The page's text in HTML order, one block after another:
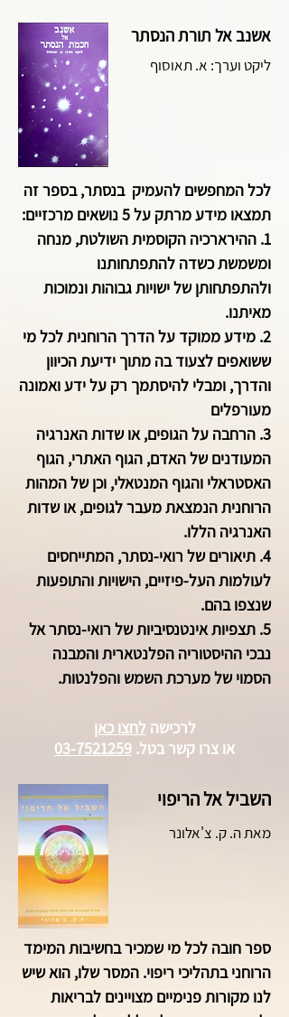
אשנב אל תורת הנסתר
ליקט וערך: א. תאוסוף
לכל המחפשים להעמיק בנסתר, בספר זה
תמצאו מידע מרתק על 5 נושאים מרכזיים:
1. ההירארכיה הקוסמית השולטת, מנחה
ומשמשת כשדה להתפתחותנו
ולהתפתחותן של ישויות גבוהות ונמוכות
מאיתנו.
2. מידע ממוקד על הדרך הרוחנית לכל מי
ששואפים לצעוד בה מתוך ידיעת הכיוון
והדרך, ומבלי להיסתמך רק על ידע ואמונה
מעורפלים
3. הרחבה על הגופים, או שדות האנרגיה
המעודנים של האדם, הגוף האתרי, הגוף
האסטראלי והגוף המנטאלי, וכן של המהות
הרוחנית הנמצאת מעבר לגופים, או שדות
האנרגיה הללו.
4. תיאורים של רואי-נסתר, המתייחסים
לעולמות העל-פיזיים, הישויות והתופעות
שנצפו בהם.
5. תצפיות אינטנסיביות של רואי-נסתר אל
נבכי ההיסטוריה הפלנטארית והמבנה
הסמוי של מערכת השמש והפלנטות.
לרכישהלחצו כאן
או צרו קשרבטל. 03-7521259
השביל אל הריפוי
מאת ה. ק. צ'אלונר
ספר חובה לכל מי שמכיר בחשיבות המימד
הרוחני בתהליכי ריפוי. המסר שלו, הוא שיש
לנו מקורות פנימיים מצויינים לבריאות